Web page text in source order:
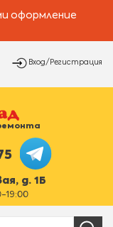
оформление
Вход/Регистрация
д. 1Б
19:00